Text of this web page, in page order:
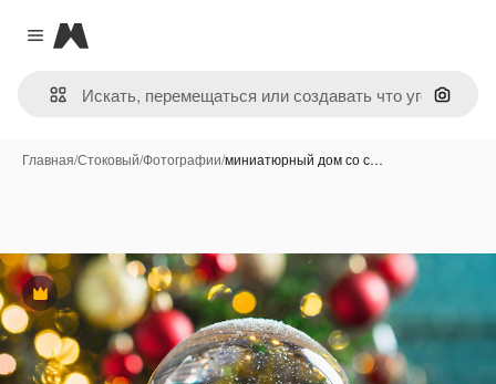
Close menu
Magnific
Поиск
Главная/Стоковый/Фотографии/миниатюрный дом со с…
Премиум